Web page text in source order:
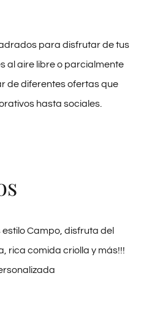
para disfrutar de tus
al aire libre o parcialmente
de diferentes ofertas que
hasta sociales.
Campo, disfruta del
rica comida criolla y más!!!